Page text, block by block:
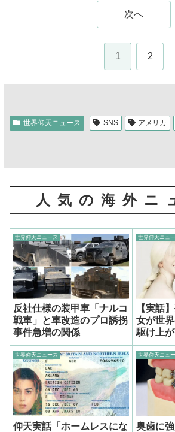
次へ
1 2
世界仰天ニュース SNS アメリカ
人気の海外ニ
世界仰天ニュース
反社仕様の装甲車「ナルコ
戦車」と車改造のプロ誘拐
事件急増の関係
世界仰天ニュ
【実話
女が世
駆け上
世界仰天ニュース
仰天実話「ホームレスにな
世界仰天ニュ
奥歯に